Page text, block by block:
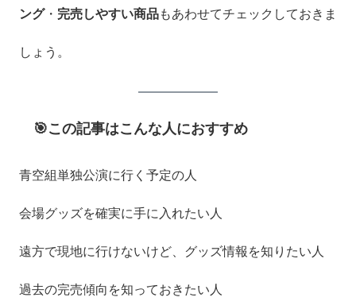
ング・ 完売しやすい商品もあわせてチェックしておきま
しょう。
🎯この記事はこんな人におすすめ
青空組単独公演に行く予定の人
会場グッズを確実に手に入れたい人
遠方で現地に行けないけど、グッズ情報を知りたい人
過去の完売傾向を知っておきたい人